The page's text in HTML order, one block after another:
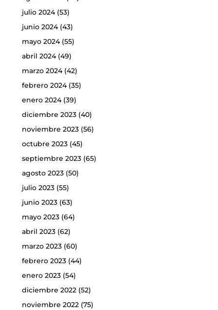
julio 2024(53)
junio 2024(43)
mayo 2024(55)
abril 2024(49)
marzo 2024(42)
febrero 2024(35)
enero 2024(39)
diciembre 2023(40)
noviembre 2023(56)
octubre 2023(45)
septiembre 2023(65)
agosto 2023(50)
julio 2023(55)
junio 2023(63)
mayo 2023(64)
abril 2023(62)
marzo 2023(60)
febrero 2023(44)
enero 2023(54)
diciembre 2022(52)
noviembre 2022(75)